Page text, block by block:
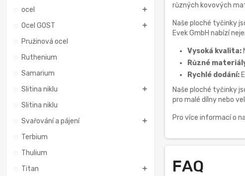
ocel
Ocel GOST
Pružinová ocel
Ruthenium
Samarium
Slitina niklu
Slitina niklu
Svařování a pájení
Terbium
Thulium
Titan
různých kovových
Naše ploché tyčinky
Evek GmbH nabízí
Vysoká kvalita:
Různé
Rychlé dodání:
Naše ploché tyčinky
pro malé dílny nebo
Pro více informací o
FAQ